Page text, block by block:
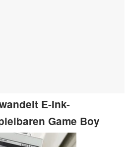
E-Ink-
Game Boy